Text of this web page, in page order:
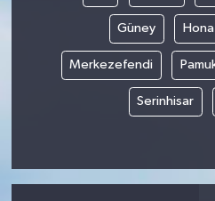
Güney
Merkezefendi
Serinhisar